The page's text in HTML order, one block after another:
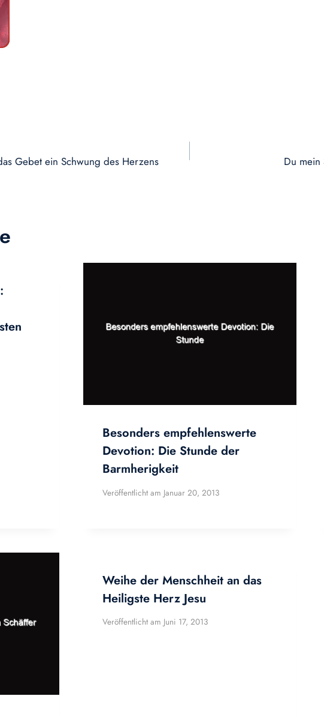
Gebet ein Schwung des Herzens Du mein
Besonders empfehlenswerte
Devotion: Die Stunde der
Barmherigkeit
Veröffentlicht am Januar 20, 2013
Weihe der Menschheit an das
Heiligste Herz Jesu
Veröffentlicht am Juni 17, 2013